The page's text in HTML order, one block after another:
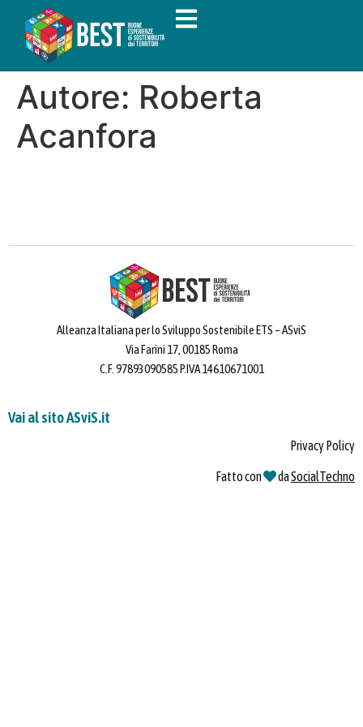
Autore: Roberta
Acanfora
Alleanza Italiana per lo Sviluppo Sostenibile ETS – ASviS
Via Farini 17, 00185 Roma
C.F. 97893090585 P.IVA 14610671001
Vai al sito ASviS.it
Privacy Policy
Fatto con daSocialTechno